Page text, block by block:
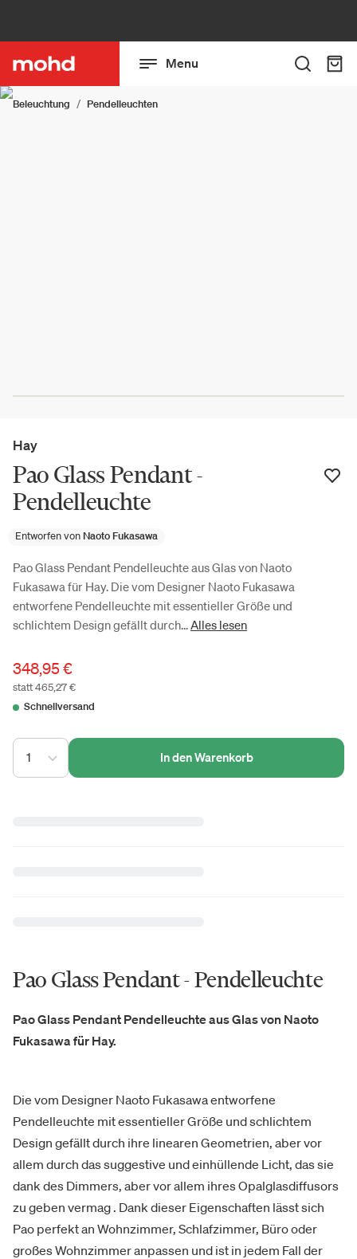
Menu
Beleuchtung Pendelleuchten
Hay
Pao Glass Pendant -
Pendelleuchte
Entworfen von Naoto Fukasawa
Pao Glass Pendant Pendelleuchte aus Glas von Naoto
Fukasawa für Hay. Die vom Designer Naoto Fukasawa
entworfene Pendelleuchte mit essentieller Größe und
schlichtem Design gefällt durch...Alles lesen
348,95 €
statt 465,27 €
Schnellversand
1 In den Warenkorb
Pao Glass Pendant - Pendelleuchte
Pao Glass Pendant Pendelleuchte aus Glas von Naoto
Fukasawa für Hay.
Die vom Designer Naoto Fukasawa entworfene
Pendelleuchte mit essentieller Größe und schlichtem
Design gefällt durch ihre linearen Geometrien, aber vor
allem durch das suggestive und einhüllende Licht, das sie
dank des Dimmers, aber vor allem ihres Opalglasdiffusors
zu geben vermag . Dank dieser Eigenschaften lässt sich
Pao perfekt an Wohnzimmer, Schlafzimmer, Büro oder
großes Wohnzimmer anpassen und ist in jedem Fall der